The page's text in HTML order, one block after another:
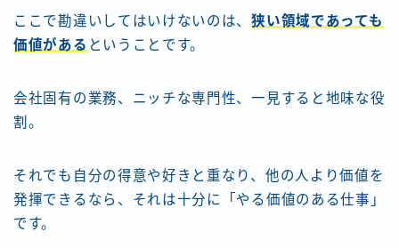
ここで勘違いしてはいけないのは、狭い領域であっても
価値がある ということです。
会社固有の業務、ニッチな専門性、一見すると地味な役
割。
それでも自分の得意や好きと重なり、他の人より価値を
発揮できるなら、それは十分に「やる価値のある仕事」
です。